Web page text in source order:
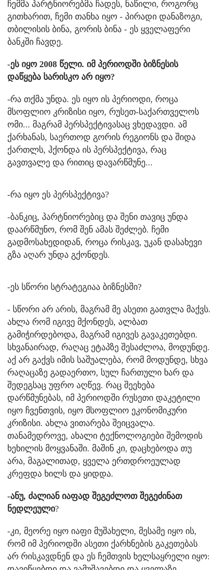
ჩემმა პარტნიორებმა ჩადეს, ნაწილი, როგორც
გითხარით, ჩემი თანხა იყო - პირადი დანაზოგი,
თბილისის ბინა, გორის ბინა - ეს ყველაფერი
ბანკში ჩავდე.
-ეს იყო 2008 წელი. იმ პერიოდში ბიზნესის
დაწყება სარისკო არ იყო?
-რა თქმა უნდა. ეს იყო ის პერიოდი, როცა
მსოფლიო კრიზისი იყო, რუსეთ-საქართველოს
ომი... მაგრამ პერსპექტივასაც ვხედავდი. ამ
ქარხანას, საერთოდ გორის რეგიონს და შიდა
ქართლს, ჰქონდა ის პერსპექტივა, რაც
გავთვალე და რითიც დავარწმუნე...
-რა იყო ეს პერსპექტივა?
-ბანკიც, პარტნიორებიც და შენი თავიც უნდა
დაარწმუნო, რომ შენ ამას შეძლებ. ჩემი
გადმოსახედიდან, როცა რისკავ, უკან დასახევი
გზა აღარ უნდა გქონდეს.
-ეს სწორი სტრატეგიაა ბიზნესში?
- სწორი არ არის, მაგრამ მე ასეთი გათვლა მაქვს.
ახლა რომ იგივე მქონდეს, ალბათ
გამიჭირდებოდა, მაგრამ იგივეს გავაკეთებდი.
სხვანაირად, რაღაც ეტაპზე შესაძლოა, მოდუნდე.
აქ არ გაქვს იმის საშუალება, რომ მოდუნდე, სხვა
რაღაცაზე გადაერთო, სულ ჩართული ხარ და
შედეგსაც უფრო აღწევ. რაც შეეხება
დარწმუნებას, იმ პერიოდში რუსეთი დაკეტილი
იყო ჩვენთვის, იყო მსოფლიო ეკონომიკური
კრიზისი. ახლა ვითარება შეიცვალა.
თანამედროვე, ახალი ტექნოლოგიები შემოდის
ხეხილის მოყვანაში. მაშინ კი, დაცხებოდა თუ
არა, მაგალითად, ყველა ერთდროეულად
კრეფდა ხილს და ყიდდა.
-ანუ, ძალიან იაფად შეგეძლოთ შეგეძინათ
ნედლეული?
-კი, მეორე იყო იაფი მუშახელი, მესამე იყო ის,
რომ იმ პერიოდში ასეთი ქარხნების გაკეთებას
არ რისკავდნენ და ეს ჩემთვის ხელსაყრელი იყო: